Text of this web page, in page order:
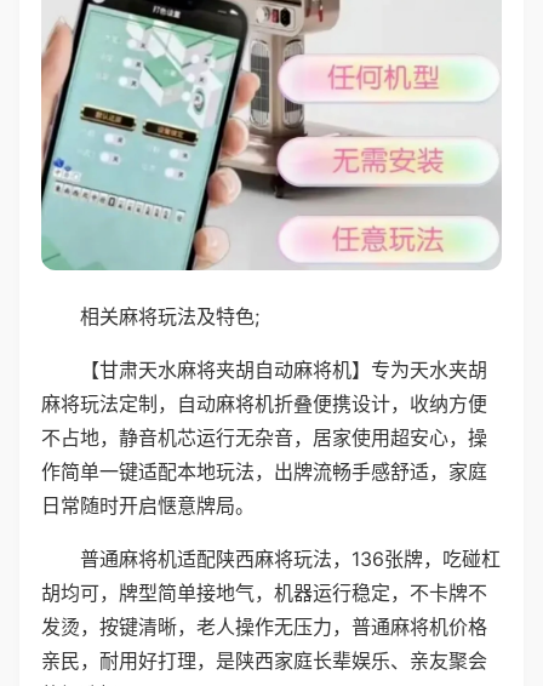
相关麻将玩法及特色;
【甘肃天水麻将夹胡自动麻将机】专为天水夹胡
麻将玩法定制，自动麻将机折叠便携设计，收纳方便
不占地，静音机芯运行无杂音，居家使用超安心，操
作简单一键适配本地玩法，出牌流畅手感舒适，家庭
日常随时开启惬意牌局。
普通麻将机适配陕西麻将玩法，136张牌，吃碰杠
胡均可，牌型简单接地气，机器运行稳定，不卡牌不
发烫，按键清晰，老人操作无压力，普通麻将机价格
亲民，耐用好打理，是陕西家庭长辈娱乐、亲友聚会